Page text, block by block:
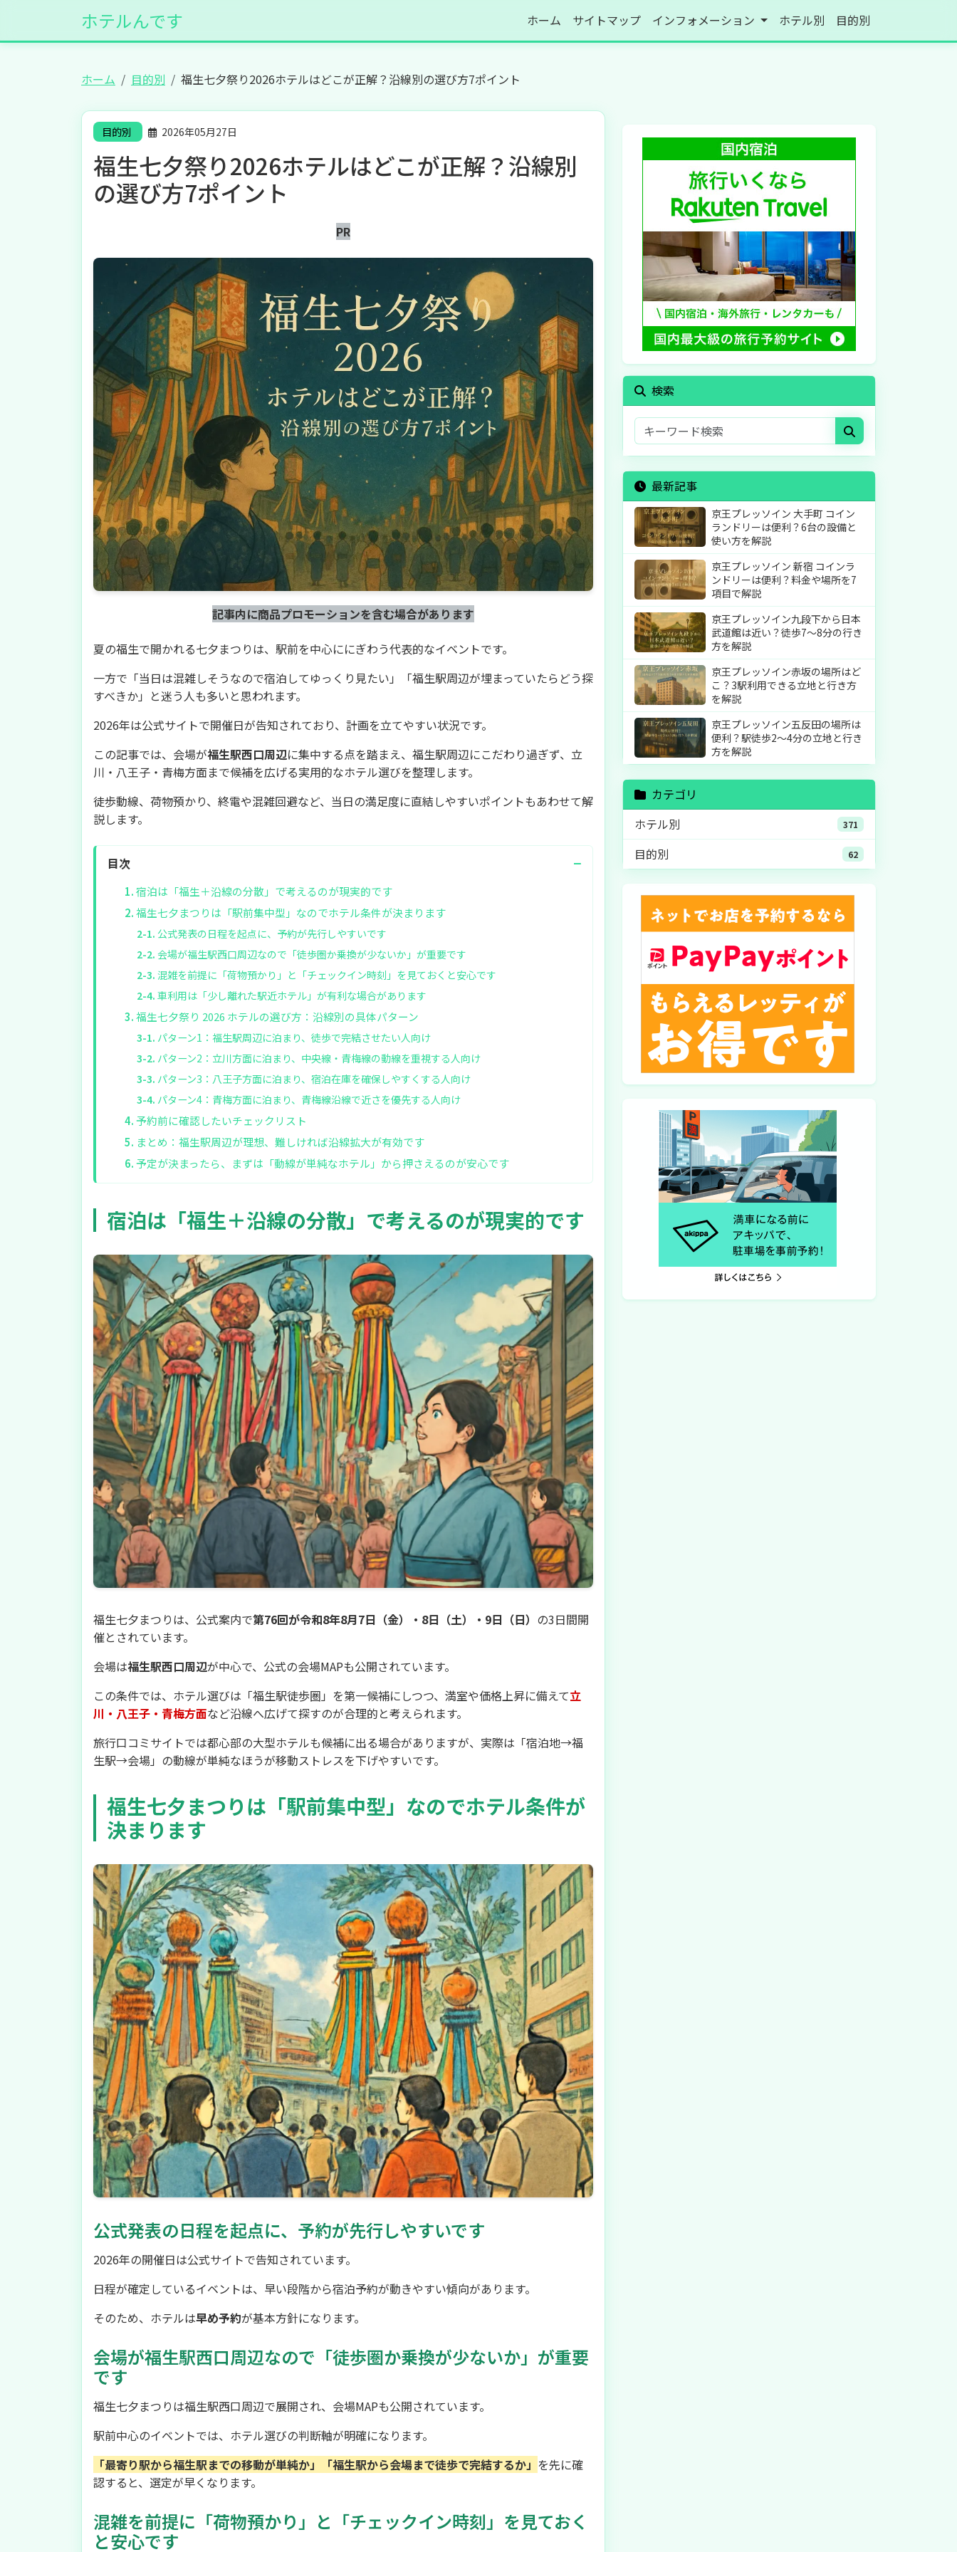
ホテルんです ホーム サイトマップ インフォメーション ホテル別 目的別
ホーム 目的別 福生七夕祭り2026ホテルはどこが正解？沿線別の選び方7ポイント
目的別 2026年05月27日
福生七夕祭り2026ホテルはどこが正解？沿線別
の選び方7ポイント
PR
記事内に商品プロモーションを含む場合があります
夏の福生で開かれる七夕まつりは、駅前を中心ににぎわう代表的なイベントです。
一方で「当日は混雑しそうなので宿泊してゆっくり見たい」「福生駅周辺が埋まっていたらどう探
すべきか」と迷う人も多いと思われます。
2026年は公式サイトで開催日が告知されており、計画を立てやすい状況です。
この記事では、会場が福生駅西口周辺に集中する点を踏まえ、福生駅周辺にこだわり過ぎず、立
川・八王子・青梅方面まで候補を広げる実用的なホテル選びを整理します。
徒歩動線、荷物預かり、終電や混雑回避など、当日の満足度に直結しやすいポイントもあわせて解
説します。
目次 −
宿泊は「福生＋沿線の分散」で考えるのが現実的です
福生七夕まつりは「駅前集中型」なのでホテル条件が決まります
公式発表の日程を起点に、予約が先行しやすいです
会場が福生駅西口周辺なので「徒歩圏か乗換が少ないか」が重要です
混雑を前提に「荷物預かり」と「チェックイン時刻」を見ておくと安心です
車利用は「少し離れた駅近ホテル」が有利な場合があります
福生七夕祭り 2026 ホテルの選び方：沿線別の具体パターン
パターン1：福生駅周辺に泊まり、徒歩で完結させたい人向け
パターン2：立川方面に泊まり、中央線・青梅線の動線を重視する人向け
パターン3：八王子方面に泊まり、宿泊在庫を確保しやすくする人向け
パターン4：青梅方面に泊まり、青梅線沿線で近さを優先する人向け
予約前に確認したいチェックリスト
まとめ：福生駅周辺が理想、難しければ沿線拡大が有効です
予定が決まったら、まずは「動線が単純なホテル」から押さえるのが安心です
宿泊は「福生＋沿線の分散」で考えるのが現実的です
福生七夕まつりは、公式案内で第76回が令和8年8月7日（金）・8日（土）・9日（日） の3日間開
催とされています。
会場は福生駅西口周辺が中心で、公式の会場MAPも公開されています。
この条件では、ホテル選びは「福生駅徒歩圏」を第一候補にしつつ、満室や価格上昇に備えて立
川・八王子・青梅方面など沿線へ広げて探すのが合理的と考えられます。
旅行口コミサイトでは都心部の大型ホテルも候補に出る場合がありますが、実際は「宿泊地→福
生駅→会場」の動線が単純なほうが移動ストレスを下げやすいです。
福生七夕まつりは「駅前集中型」なのでホテル条件が
決まります
公式発表の日程を起点に、予約が先行しやすいです
2026年の開催日は公式サイトで告知されています。
日程が確定しているイベントは、早い段階から宿泊予約が動きやすい傾向があります。
そのため、ホテルは早め予約が基本方針になります。
会場が福生駅西口周辺なので「徒歩圏か乗換が少ないか」が重要
です
福生七夕まつりは福生駅西口周辺で展開され、会場MAPも公開されています。
駅前中心のイベントでは、ホテル選びの判断軸が明確になります。
「最寄り駅から福生駅までの移動が単純か」「福生駅から会場まで徒歩で完結するか」 を先に確
認すると、選定が早くなります。
混雑を前提に「荷物預かり」と「チェックイン時刻」を見ておく
と安心です
検索
最新記事
京王プレッソイン 大手町 コイン
ランドリーは便利？6台の設備と
使い方を解説
京王プレッソイン 新宿 コインラ
ンドリーは便利？料金や場所を7
項目で解説
京王プレッソイン九段下から日本
武道館は近い？徒歩7〜8分の行き
方を解説
京王プレッソイン赤坂の場所はど
こ？3駅利用できる立地と行き方
を解説
京王プレッソイン五反田の場所は
便利？駅徒歩2〜4分の立地と行き
方を解説
カテゴリ
ホテル別
371
目的別 62